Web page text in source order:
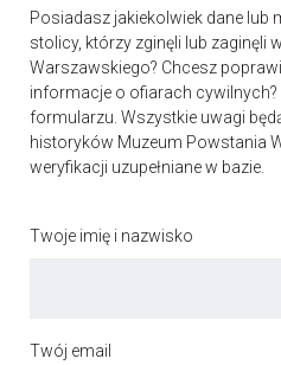
Posiadasz jakiekolwiek dane lub
stolicy, którzy zginęli lub zaginęli
Warszawskiego? Chcesz
informacje o ofiarach
formularzu. Wszystkie uwagi
historyków Muzeum Powstania
weryfikacji uzupełniane w bazie.
Twoje imię i nazwisko
Twój email